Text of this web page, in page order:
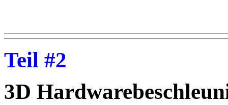
Teil #2
3D